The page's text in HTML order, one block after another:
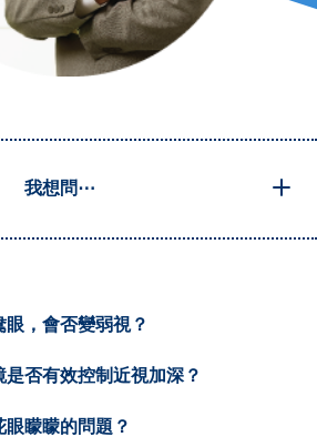
我想問⋯
，會否變弱視？
是否有效控制近視加深？
矇矇的問題？